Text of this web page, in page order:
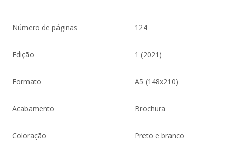
Número de páginas 124
Edição 1 (2021)
Formato A5 (148x210)
Acabamento Brochura
Coloração Preto e branco